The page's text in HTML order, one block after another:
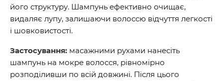
його структуру. Шампунь ефективно очищає,
видаляє лупу, залишаючи волоссю відчуття легкості
і шовковистості.
Застосування: масажними рухами нанесіть
шампунь на мокре волосся, рівномірно
розподіливши по всій довжині. Після цього